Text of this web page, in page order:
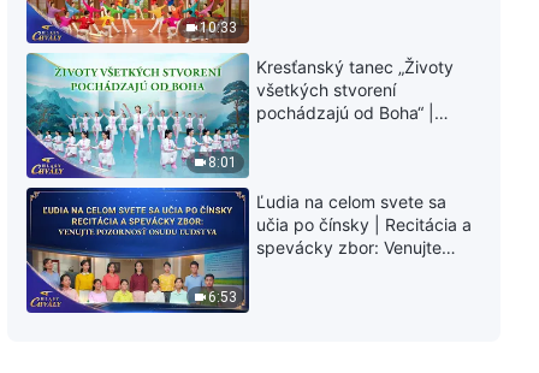
10:33
8:01
Kresťanský tanec „Životy
všetkých stvorení
pochádzajú od Boha“ |
6:53
Ľudia na celom svete sa
učia po čínsky | Recitácia a
spevácky zbor: Venujte